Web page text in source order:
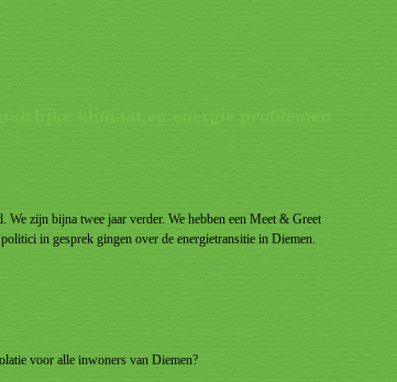
We zijn bijna twee jaar verder. We hebben een Meet & Greet
in gesprek gingen over de energietransitie in Diemen.
voor alle inwoners van Diemen?